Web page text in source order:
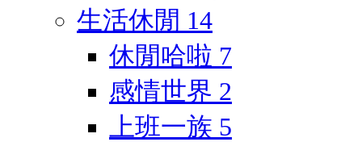
生活休閒 14
休閒哈啦 7
感情世界 2
上班一族 5